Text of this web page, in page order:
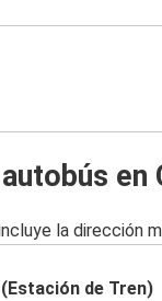
en
la dirección
de Tren)